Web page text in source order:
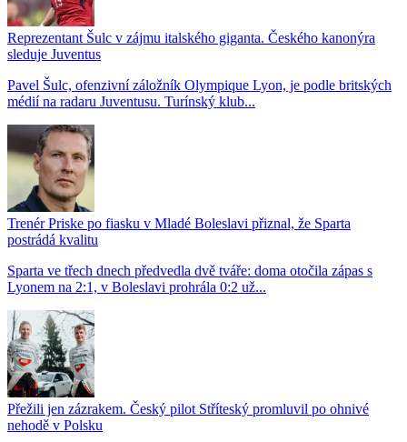
Reprezentant Šulc v zájmu italského giganta. Českého kanonýra
sleduje Juventus
Pavel Šulc, ofenzivní záložník Olympique Lyon, je podle britských
médií na radaru Juventusu. Turínský klub...
Trenér Priske po fiasku v Mladé Boleslavi přiznal, že Sparta
postrádá kvalitu
Sparta ve třech dnech předvedla dvě tváře: doma otočila zápas s
Lyonem na 2:1, v Boleslavi prohrála 0:2 už...
Přežili jen zázrakem. Český pilot Stříteský promluvil po ohnivé
nehodě v Polsku